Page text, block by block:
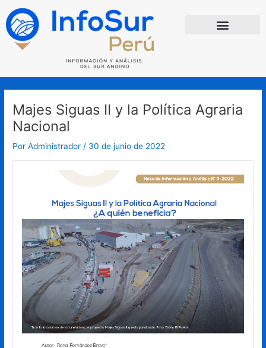
contenido
Majes Siguas II y la Política Agraria
Nacional
PorAdministrador / 30 de junio de 2022
Navegación
de
entradas